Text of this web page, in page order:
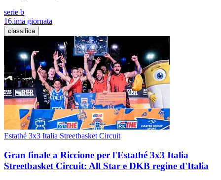
serie b
16.ima giornata
classifica
Estathé 3x3 Italia Streetbasket Circuit
Gran finale a Riccione per l'Estathé 3x3 Italia
Streetbasket Circuit: All Star e DKB regine d'Italia